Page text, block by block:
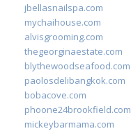
jbellasnailspa.com
mychaihouse.com
alvisgrooming.com
thegeorginaestate.com
blythewoodseafood.com
paolosdelibangkok.com
bobacove.com
phoone24brookfield.com
mickeybarmama.com